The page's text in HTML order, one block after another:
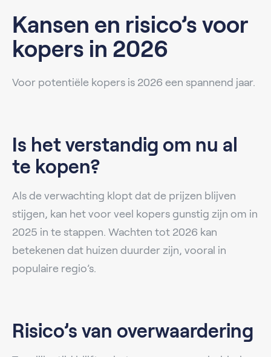
Kansen en risico’s voor
kopers in 2026
Voor potentiële kopers is 2026 een spannend jaar.
Is het verstandig om nu al
te kopen?
Als de verwachting klopt dat de prijzen blijven
stijgen, kan het voor veel kopers gunstig zijn om in
2025 in te stappen. Wachten tot 2026 kan
betekenen dat huizen duurder zijn, vooral in
populaire regio’s.
Risico’s van overwaardering